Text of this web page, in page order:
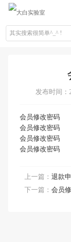
发布时间：
会员修改密码
会员修改密码
会员修改密码
会员修改密码
上一篇： 退款
下一篇： 会员